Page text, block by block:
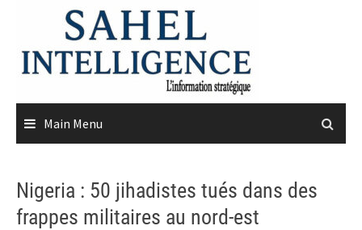
content
Main Menu
Nigeria : 50 jihadistes tués dans des
frappes militaires au nord-est